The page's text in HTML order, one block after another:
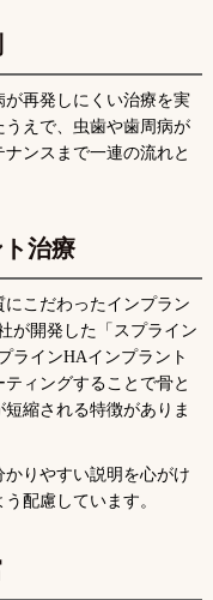
が再発しにくい治療を実
えで、虫歯や歯周病が
ンスまで一連の流れと
治療
こだわったインプラン
が開発した「スプライン
ラインHAインプラント
ィングすることで骨と
縮される特徴がありま
りやすい説明を心がけ
配慮しています。